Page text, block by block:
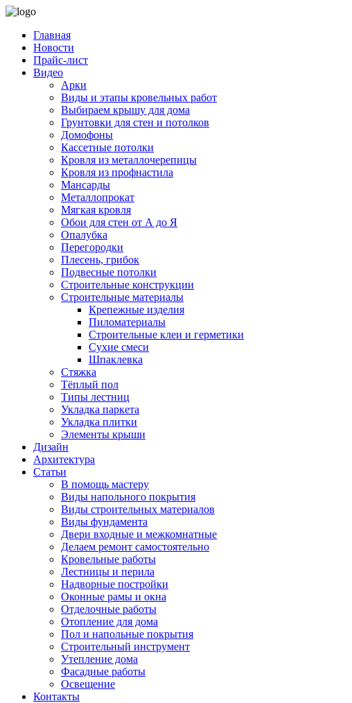
Главная
Новости
Прайс-лист
Видео
Арки
Виды и этапы кровельных работ
Выбираем крышу для дома
Грунтовки для стен и потолков
Домофоны
Кассетные потолки
Кровля из металлочерепицы
Кровля из профнастила
Мансарды
Металлопрокат
Мягкая кровля
Обои для стен от А до Я
Опалубка
Перегородки
Плесень, грибок
Подвесные потолки
Строительные конструкции
Строительные материалы
Крепежные изделия
Пиломатериалы
Строительные клеи и герметики
Сухие смеси
Шпаклевка
Стяжка
Тёплый пол
Типы лестниц
Укладка паркета
Укладка плитки
Элементы крыши
Дизайн
Архитектура
Статьи
В помощь мастеру
Виды напольного покрытия
Виды строительных материалов
Виды фундамента
Двери входные и межкомнатные
Делаем ремонт самостоятельно
Кровельные работы
Лестницы и перила
Надворные постройки
Оконные рамы и окна
Отделочные работы
Отопление для дома
Пол и напольные покрытия
Строительный инструмент
Утепление дома
Фасадные работы
Освещение
Контакты